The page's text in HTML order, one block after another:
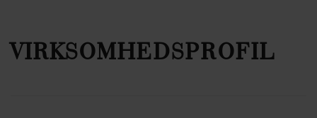
VIRKSOMHEDSPROFIL